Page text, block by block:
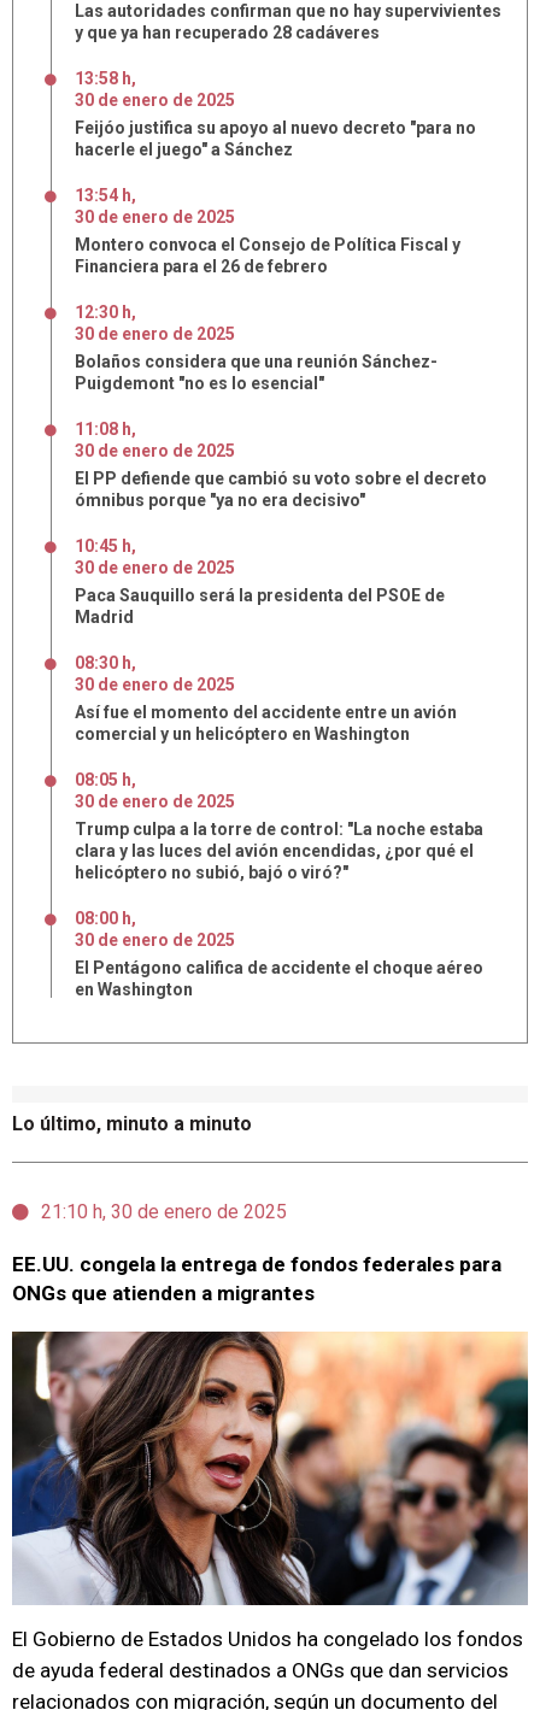
Lo último, minuto a minuto
21:10 h, 30 de enero de 2025
EE.UU. congela la entrega de fondos federales para
ONGs que atienden a migrantes
El Gobierno de Estados Unidos ha congelado los fondos
de ayuda federal destinados a ONGs que dan servicios
relacionados con migración, según un documento del
Las autoridades confirman que no hay supervivientes
y que ya han recuperado 28 cadáveres
13:58 h,
30 de enero de 2025
Feijóo justifica su apoyo al nuevo decreto "para no
hacerle el juego" a Sánchez
13:54 h,
30 de enero de 2025
Montero convoca el Consejo de Política Fiscal y
Financiera para el 26 de febrero
12:30 h,
30 de enero de 2025
Bolaños considera que una reunión Sánchez-
Puigdemont "no es lo esencial"
11:08 h,
30 de enero de 2025
El PP defiende que cambió su voto sobre el decreto
ómnibus porque "ya no era decisivo"
10:45 h,
30 de enero de 2025
Paca Sauquillo será la presidenta del PSOE de
Madrid
08:30 h,
30 de enero de 2025
Así fue el momento del accidente entre un avión
comercial y un helicóptero en Washington
08:05 h,
30 de enero de 2025
Trump culpa a la torre de control: "La noche estaba
clara y las luces del avión encendidas, ¿por qué el
helicóptero no subió, bajó o viró?"
08:00 h,
30 de enero de 2025
El Pentágono califica de accidente el choque aéreo
en Washington